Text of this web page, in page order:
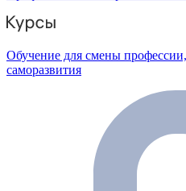
Обучение для смены профессии,
саморазвития